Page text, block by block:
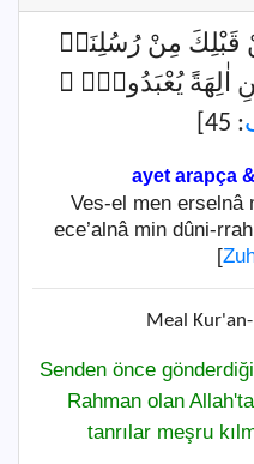
قَبْلِكَ مِنْ رُسُلِنَاۗ
اٰلِهَةً يُعْبَدُونَ۟ ﴾
: 45]
ayet arapça
Ves-el men erselnâ
ece’alnâ min dûni-
[
Meal
Senden önce
Rahman olan
tanrılar meşru